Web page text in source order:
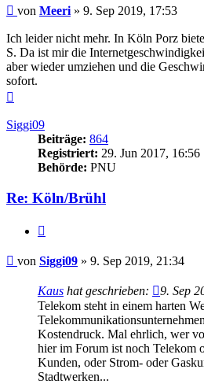
Beitrag
von Meeri » 9. Sep 2019, 17:53
Ich leider nicht mehr. In Köln Porz
S. Da ist mir die
aber wieder umziehen und die
sofort.
Siggi09
Beiträge: 864
Registriert: 29. Jun 2017, 16:56
Behörde: PNU
Re: Köln/Brühl
Beitrag
von Siggi09 » 9. Sep 2019, 21:34
Kaus hat geschrieben: 9. Sep
Telekom steht in einem harten
Kostendruck. Mal ehrlich, wer
hier im Forum ist noch Telekom
Kunden, oder Strom- oder
Stadtwerken...